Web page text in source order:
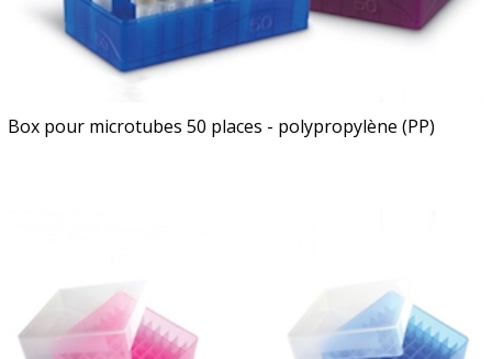
Box pour microtubes 50 places - polypropylène (PP)